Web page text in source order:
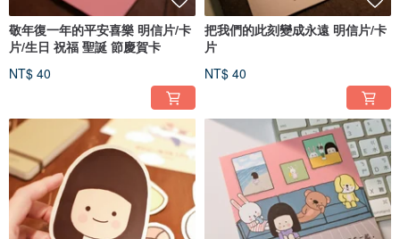
敬年復一年的平安喜樂 明信片/卡
片/生日 祝福 聖誕 節慶賀卡
NT$ 40
把我們的此刻變成永遠 明信片/卡
片
NT$ 40